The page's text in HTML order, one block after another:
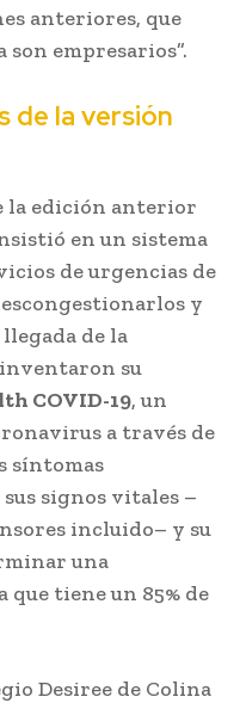
anteriores, que
empresarios”.
de la versión
la edición anterior
en un sistema
de urgencias de
y
de la
su
COVID-19, un
a través de
síntomas
signos vitales –
incluido– y su
una
tiene un 85% de
Desiree de Colina